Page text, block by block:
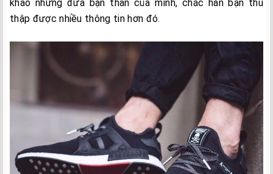
khảo những đứa bạn thân của mình, chắc hẳn bạn thu
thập được nhiều thông tin hơn đó.